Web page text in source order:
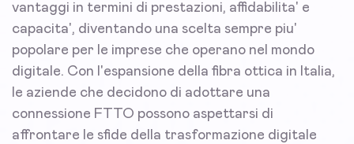
vantaggi in termini di prestazioni, affidabilita' e
capacita', diventando una scelta sempre piu'
popolare per le imprese che operano nel mondo
digitale. Con l'espansione della fibra ottica in Italia,
le aziende che decidono di adottare una
connessione FTTO possono aspettarsi di
affrontare le sfide della trasformazione digitale